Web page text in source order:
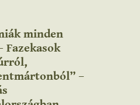
minden
Fazekasok
–